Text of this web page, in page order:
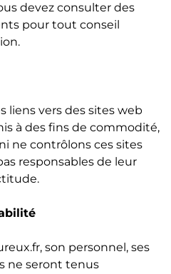
devez consulter des
pour tout conseil
liens vers des sites web
à des fins de commodité,
ne contrôlons ces sites
responsables de leur
son personnel, ses
ne seront tenus